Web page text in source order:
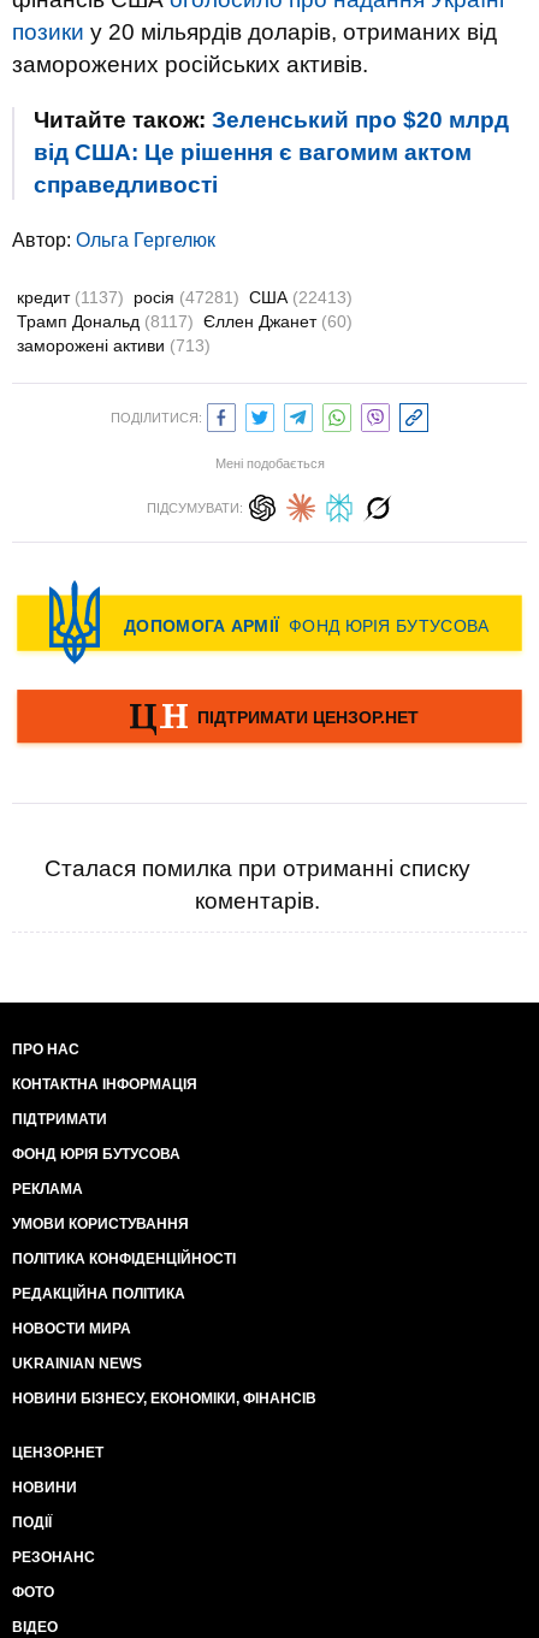
позики у 20 мільярдів доларів, отриманих від
заморожених російських активів.
Читайте також: Зеленський про $20 млрд
від США: Це рішення є вагомим актом
справедливості
Автор: Ольга Гергелюк
кредит (1137) росія (47281) США (22413)
Трамп Дональд (8117) Єллен Джанет (60)
заморожені активи (713)
ПОДІЛИТИСЯ:
Мені подобається
ПІДСУМУВАТИ:
Сталася помилка при отриманні списку
коментарів.
ПРО НАС
КОНТАКТНА ІНФОРМАЦІЯ
ПІДТРИМАТИ
ФОНД ЮРІЯ БУТУСОВА
РЕКЛАМА
УМОВИ КОРИСТУВАННЯ
ПОЛІТИКА КОНФІДЕНЦІЙНОСТІ
РЕДАКЦІЙНА ПОЛІТИКА
НОВОСТИ МИРА
UKRAINIAN NEWS
НОВИНИ БІЗНЕСУ, ЕКОНОМІКИ, ФІНАНСІВ
ЦЕНЗОР.НЕТ
НОВИНИ
ПОДІЇ
РЕЗОНАНС
ФОТО
ВІДЕО